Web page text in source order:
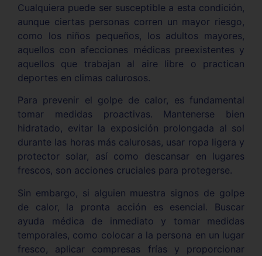
Cualquiera puede ser susceptible a esta condición,
aunque ciertas personas corren un mayor riesgo,
como los niños pequeños, los adultos mayores,
aquellos con afecciones médicas preexistentes y
aquellos que trabajan al aire libre o practican
deportes en climas calurosos.
Para prevenir el golpe de calor, es fundamental
tomar medidas proactivas. Mantenerse bien
hidratado, evitar la exposición prolongada al sol
durante las horas más calurosas, usar ropa ligera y
protector solar, así como descansar en lugares
frescos, son acciones cruciales para protegerse.
Sin embargo, si alguien muestra signos de golpe
de calor, la pronta acción es esencial. Buscar
ayuda médica de inmediato y tomar medidas
temporales, como colocar a la persona en un lugar
fresco, aplicar compresas frías y proporcionar